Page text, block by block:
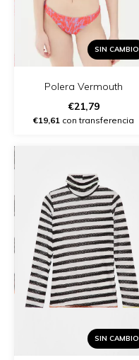
SIN CAMBIO
Polera Vermouth
€21,79
€19,61 con transferencia
SIN CAMBIO